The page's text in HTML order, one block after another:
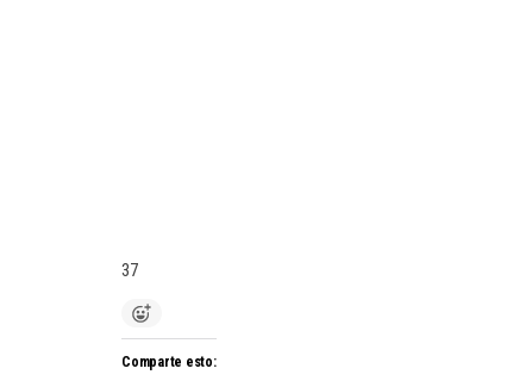
37
Comparte esto: